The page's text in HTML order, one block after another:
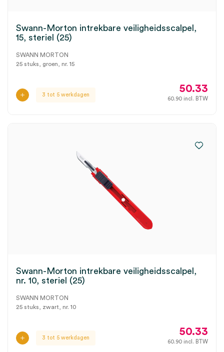
Swann-Morton intrekbare veiligheidsscalpel,
15, steriel (25)
SWANN MORTON
25 stuks, groen, nr. 15
3 tot 5 werkdagen
50.33
60.90 incl. BTW
Swann-Morton intrekbare veiligheidsscalpel,
nr. 10, steriel (25)
SWANN MORTON
25 stuks, zwart, nr. 10
3 tot 5 werkdagen
50.33
60.90 incl. BTW